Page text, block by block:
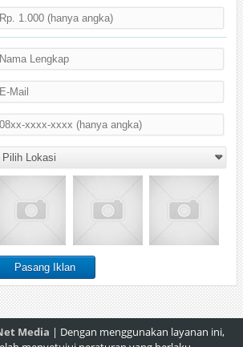
Media | Dengan menggunakan layanan ini,